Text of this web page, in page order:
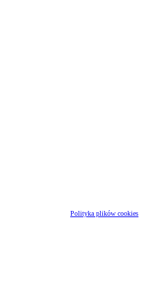
Polityka plików cookies